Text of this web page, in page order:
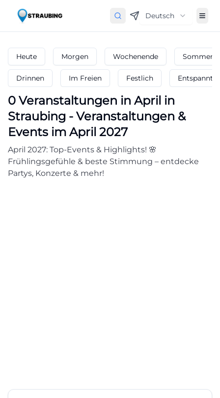
Deutsch
Heute Morgen Wochenende
Drinnen Im Freien Festlich Entspannt
0 Veranstaltungen in April in
Straubing - Veranstaltungen &
Events im April 2027
April 2027: Top-Events & Highlights! 🌸
Frühlingsgefühle & beste Stimmung – entdecke
Partys, Konzerte & mehr!